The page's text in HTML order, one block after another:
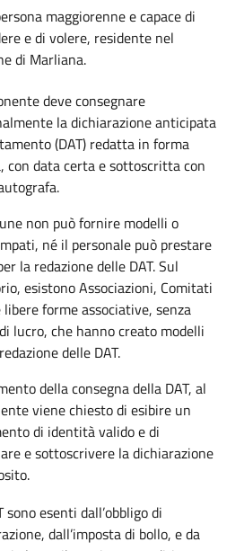
maggiorenne e capace di
e di volere, residente nel
di Marliana.
deve consegnare
la dichiarazione anticipata
(DAT) redatta in forma
con data certa e sottoscritta con
non può fornire modelli o
né il personale può prestare
la redazione delle DAT. Sul
esistono Associazioni, Comitati
forme associative, senza
lucro, che hanno creato modelli
delle DAT.
della consegna della DAT, al
viene chiesto di esibire un
di identità valido e di
e sottoscrivere la dichiarazione
sono esenti dall’obbligo di
dall’imposta di bollo, e da